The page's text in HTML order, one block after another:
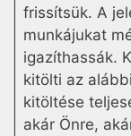
frissítsük. A
munkájukat
igazíthassák.
kitölti az
kitöltése
akár Önre,